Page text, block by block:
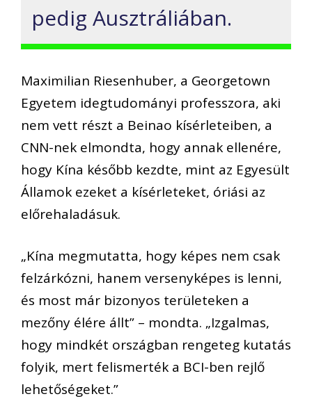
pedig Ausztráliában.
Maximilian Riesenhuber, a Georgetown
Egyetem idegtudományi professzora, aki
nem vett részt a Beinao kísérleteiben, a
CNN-nek elmondta, hogy annak ellenére,
hogy Kína később kezdte, mint az Egyesült
Államok ezeket a kísérleteket, óriási az
előrehaladásuk.
„Kína megmutatta, hogy képes nem csak
felzárkózni, hanem versenyképes is lenni,
és most már bizonyos területeken a
mezőny élére állt” – mondta. „Izgalmas,
hogy mindkét országban rengeteg kutatás
folyik, mert felismerték a BCI-ben rejlő
lehetőségeket.”